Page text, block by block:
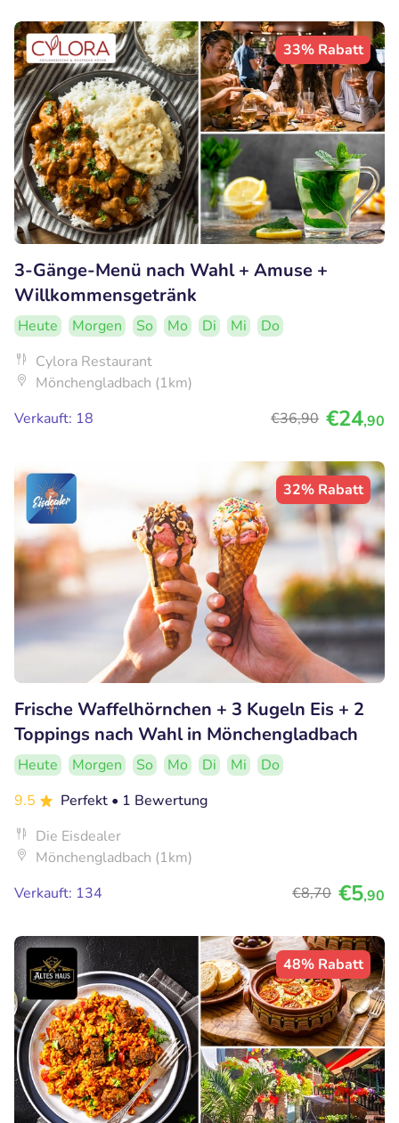
33% Rabatt
3-Gänge-Menü nach Wahl + Amuse +
Willkommensgetränk
Heute Morgen So Mo Di Mi
Do
Cylora Restaurant
Mönchengladbach (1km)
Verkauft: 18
€36,90 €24,90
32% Rabatt
Frische Waffelhörnchen + 3 Kugeln Eis + 2
Toppings nach Wahl in Mönchengladbach
Heute Morgen So Mo Di Mi
Do
9.5
Perfekt • 1 Bewertung
Die Eisdealer
Mönchengladbach (1km)
Verkauft: 134
€8,70 €5,90
48% Rabatt